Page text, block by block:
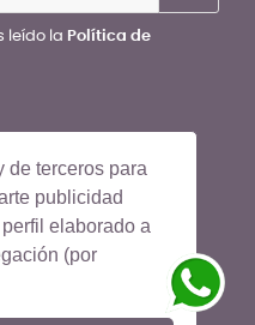
de terceros para
publicidad
elaborado a
(por
leído la Política de
derechos reservados